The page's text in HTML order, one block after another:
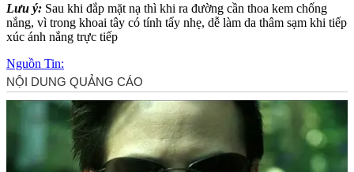
Lưu ý: Sau khi đắp mặt nạ thì khi ra đường cần thoa kem chống
nắng, vì trong khoai tây có tính tẩy nhẹ, dễ làm da thâm sạm khi tiếp
xúc ánh nắng trực tiếp
Nguồn Tin: